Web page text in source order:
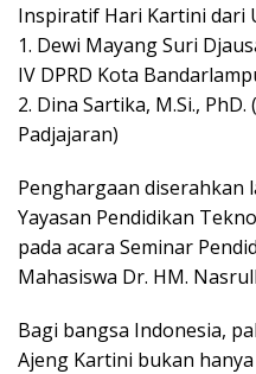
Inspiratif Hari Kartini dari
1. Dewi Mayang Suri
IV DPRD Kota
2. Dina Sartika, M.Si.,
Padjajaran)
Penghargaan diserahkan
Yayasan Pendidikan
pada acara Seminar
Mahasiswa Dr. HM.
Bagi bangsa Indonesia,
Ajeng Kartini bukan